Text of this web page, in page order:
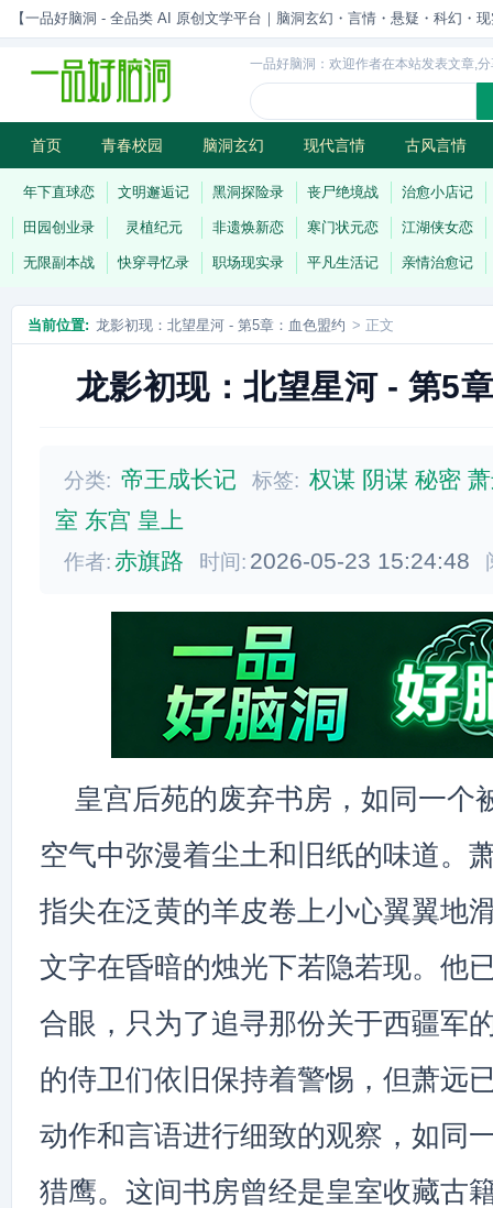
【一品好脑洞 - 全品类 AI 原创文学平台｜脑洞玄幻・言情・悬疑・科幻・
一品好脑洞：欢迎作者在本站发表文章,
首页 青春校园 脑洞玄幻 现代言情 古风言情
历史权谋 武侠江湖 灵异志怪 连载
年下直球恋 文明邂逅记 黑洞探险录 丧尸绝境战 治愈小店记
田园创业录 灵植纪元 非遗焕新恋 寒门状元恋 江湖侠女恋
无限副本战 快穿寻忆录 职场现实录 平凡生活记 亲情治愈记
当前位置: 龙影初现：北望星河 - 第5章：血色盟约 > 正文
龙影初现：北望星河 - 第5
分类: 帝王成长记 标签: 权谋 阴谋 秘密
室 东宫 皇上
作者:赤旗路 时间: 2026-05-23 15:24:48
皇宫后苑的废弃书房，如同一个
空气中弥漫着尘土和旧纸的味道。
指尖在泛黄的羊皮卷上小心翼翼地
文字在昏暗的烛光下若隐若现。他
合眼，只为了追寻那份关于西疆军
的侍卫们依旧保持着警惕，但萧远
动作和言语进行细致的观察，如同
猎鹰。这间书房曾经是皇室收藏古